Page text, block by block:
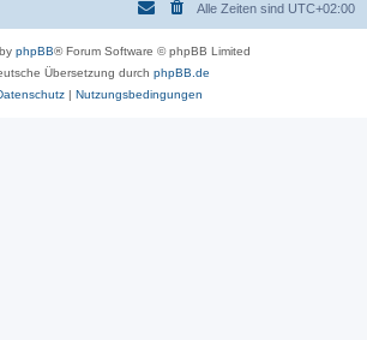
Alle Zeiten sind UTC+02:00
phpBB® Forum Software © phpBB Limited
Übersetzung durch phpBB.de
| Nutzungsbedingungen